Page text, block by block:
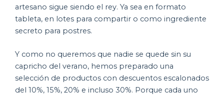
artesano sigue siendo el rey. Ya sea en formato
tableta, en lotes para compartir o como ingrediente
secreto para postres.
Y como no queremos que nadie se quede sin su
capricho del verano, hemos preparado una
selección de productos con descuentos escalonados
del 10%, 15%, 20% e incluso 30%. Porque cada uno